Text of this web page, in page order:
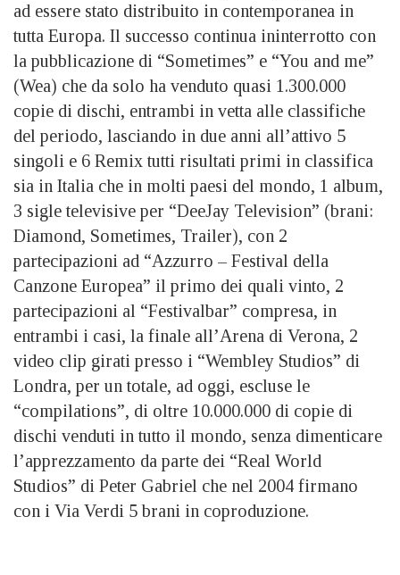
ad essere stato distribuito in contemporanea in
tutta Europa. Il successo continua ininterrotto con
la pubblicazione di “Sometimes” e “You and me”
(Wea) che da solo ha venduto quasi 1.300.000
copie di dischi, entrambi in vetta alle classifiche
del periodo, lasciando in due anni all’attivo 5
singoli e 6 Remix tutti risultati primi in classifica
sia in Italia che in molti paesi del mondo, 1 album,
3 sigle televisive per “DeeJay Television” (brani:
Diamond, Sometimes, Trailer), con 2
partecipazioni ad “Azzurro – Festival della
Canzone Europea” il primo dei quali vinto, 2
partecipazioni al “Festivalbar” compresa, in
entrambi i casi, la finale all’Arena di Verona, 2
video clip girati presso i “Wembley Studios” di
Londra, per un totale, ad oggi, escluse le
“compilations”, di oltre 10.000.000 di copie di
dischi venduti in tutto il mondo, senza dimenticare
l’apprezzamento da parte dei “Real World
Studios” di Peter Gabriel che nel 2004 firmano
con i Via Verdi 5 brani in coproduzione.